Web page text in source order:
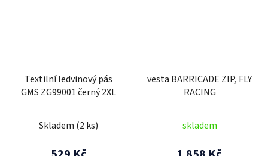
Textilní ledvinový pás
GMS ZG99001 černý 2XL
Skladem (2 ks)
vesta BARRICADE ZIP, FLY
RACING
skladem